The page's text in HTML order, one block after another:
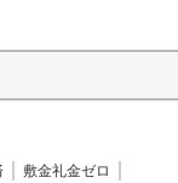
敷金礼金ゼロ